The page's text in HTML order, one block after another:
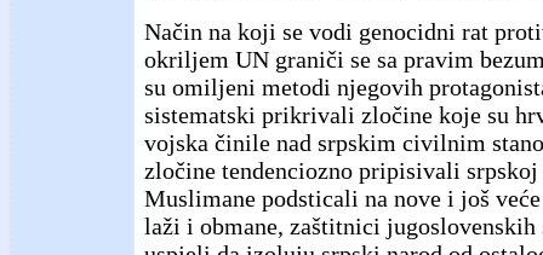
Način na koji se vodi genocidni rat
okriljem UN graniči se sa pravim
su omiljeni metodi njegovih
sistematski prikrivali zločine koje su
vojska činile nad srpskim civilnim
zločine tendenciozno pripisivali
Muslimane podsticali na nove i još
laži i obmane, zaštitnici jugoslovenskih